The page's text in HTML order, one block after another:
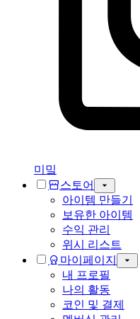
미밐
스토어
아이템 만들기
보유한 아이템
수익 관리
위시 리스트
마이페이지
내 프로필
나의 활동
코인 및 결제